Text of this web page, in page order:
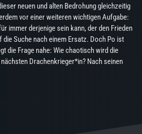
neuen und alten Bedrohung gleichzeitig
vor einer weiteren wichtigen Aufgabe:
immer derjenige sein kann, der den Frieden
die Suche nach einem Ersatz. Doch Po ist
die Frage nahe: Wie chaotisch wird die
Drachenkrieger*in? Nach seinen